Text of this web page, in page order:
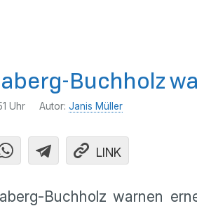
Buchholz
Uhr Autor: Janis Müller
LINK
Buchholz warnen